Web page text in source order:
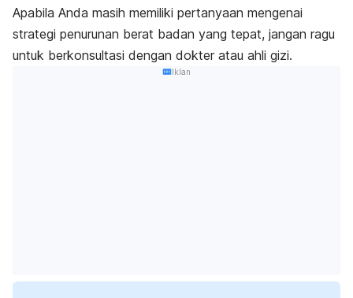
Apabila Anda masih memiliki pertanyaan mengenai
strategi penurunan berat badan yang tepat, jangan ragu
untuk berkonsultasi dengan dokter atau ahli gizi.
Iklan